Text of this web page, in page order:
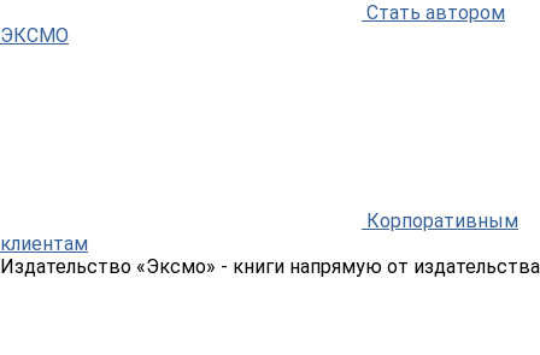
Стать автором
ЭКСМО
Корпоративным
клиентам
Издательство «Эксмо» - книги напрямую от издательства